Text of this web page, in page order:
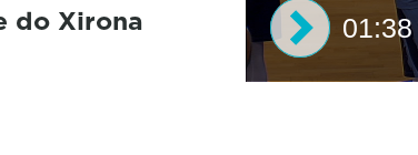
do Xirona
01:38